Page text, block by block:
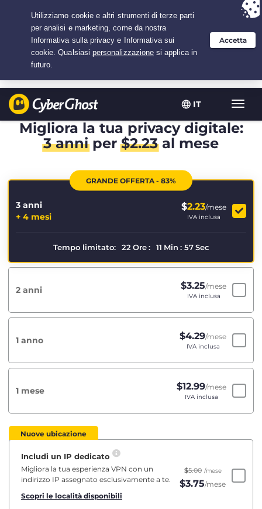
IT
Hai scelto:L'offerta miglioreper 3.3333333333333 anni a $
/mese
Migliora la tua privacy digitale:
3 anniper$2.23al mese
GRANDE OFFERTA - 83%
3 anni
+ 4 mesi
$2.23/mese
IVA inclusa
Tempo limitato: 22 Ore : 11 Min : 57 Sec
2 anni $3.25/mese
IVA inclusa
1 anno $4.29/mese
IVA inclusa
1 mese $12.99/mese
IVA inclusa
Nuove ubicazione
Includi un IP dedicato
Migliora la tua esperienza VPN con un
indirizzo IP assegnato esclusivamente a te.
Scopri le località disponibili
$5.00 /mese
$3.75/mese